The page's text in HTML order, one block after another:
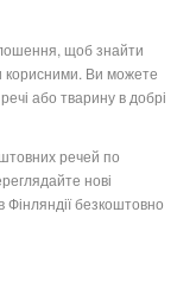
щоб знайти
корисними. Ви можете
або тварину в добрі
речей по
нові
Фінляндії безкоштовно